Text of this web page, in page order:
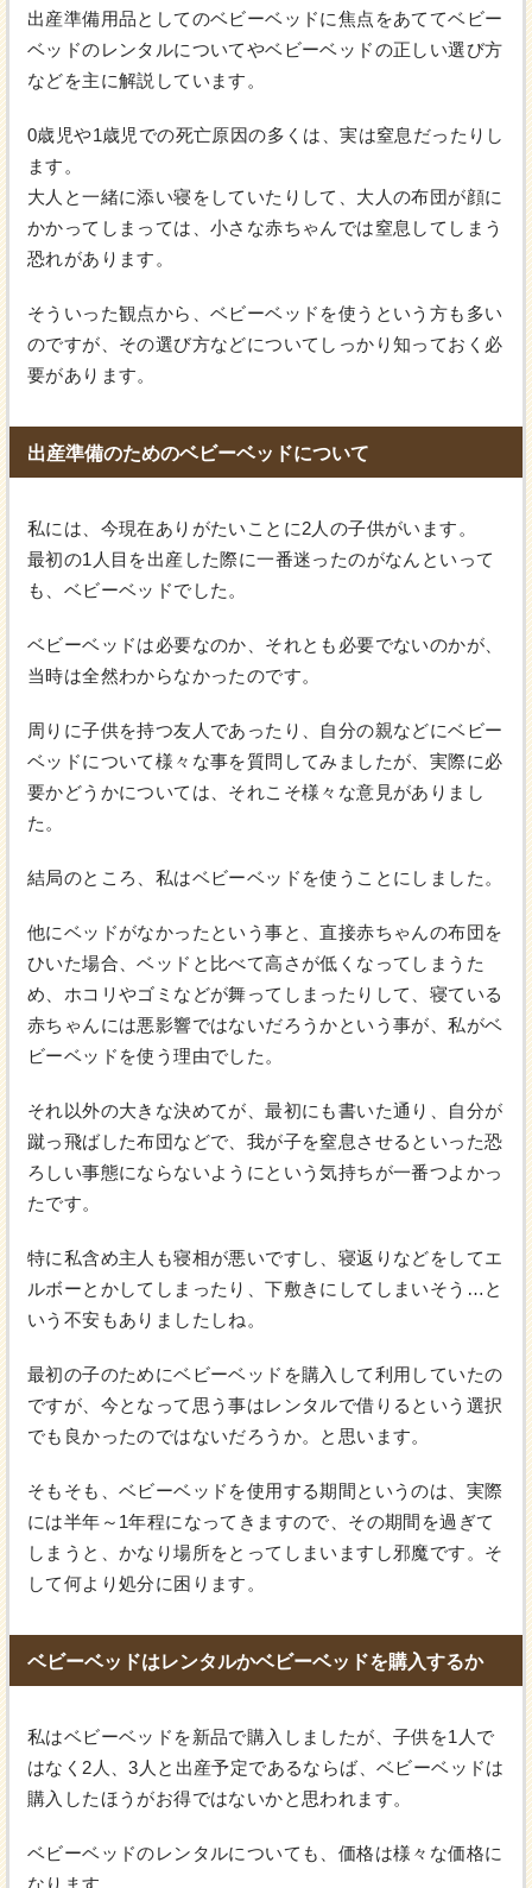
出産準備用品としてのベビーベッドに焦点をあててベビー
ベッドのレンタルについてやベビーベッドの正しい選び方
などを主に解説しています。
0歳児や1歳児での死亡原因の多くは、実は窒息だったりし
ます。
大人と一緒に添い寝をしていたりして、大人の布団が顔に
かかってしまっては、小さな赤ちゃんでは窒息してしまう
恐れがあります。
そういった観点から、ベビーベッドを使うという方も多い
のですが、その選び方などについてしっかり知っておく必
要があります。
出産準備のためのベビーベッドについて
私には、今現在ありがたいことに2人の子供がいます。
最初の1人目を出産した際に一番迷ったのがなんといって
も、ベビーベッドでした。
ベビーベッドは必要なのか、それとも必要でないのかが、
当時は全然わからなかったのです。
周りに子供を持つ友人であったり、自分の親などにベビー
ベッドについて様々な事を質問してみましたが、実際に必
要かどうかについては、それこそ様々な意見がありまし
た。
結局のところ、私はベビーベッドを使うことにしました。
他にベッドがなかったという事と、直接赤ちゃんの布団を
ひいた場合、ベッドと比べて高さが低くなってしまうた
め、ホコリやゴミなどが舞ってしまったりして、寝ている
赤ちゃんには悪影響ではないだろうかという事が、私がベ
ビーベッドを使う理由でした。
それ以外の大きな決めてが、最初にも書いた通り、自分が
蹴っ飛ばした布団などで、我が子を窒息させるといった恐
ろしい事態にならないようにという気持ちが一番つよかっ
たです。
特に私含め主人も寝相が悪いですし、寝返りなどをしてエ
ルボーとかしてしまったり、下敷きにしてしまいそう…と
いう不安もありましたしね。
最初の子のためにベビーベッドを購入して利用していたの
ですが、今となって思う事はレンタルで借りるという選択
でも良かったのではないだろうか。と思います。
そもそも、ベビーベッドを使用する期間というのは、実際
には半年～1年程になってきますので、その期間を過ぎて
しまうと、かなり場所をとってしまいますし邪魔です。そ
して何より処分に困ります。
ベビーベッドはレンタルかベビーベッドを購入するか
私はベビーベッドを新品で購入しましたが、子供を1人で
はなく2人、3人と出産予定であるならば、ベビーベッドは
購入したほうがお得ではないかと思われます。
ベビーベッドのレンタルについても、価格は様々な価格に
なります。